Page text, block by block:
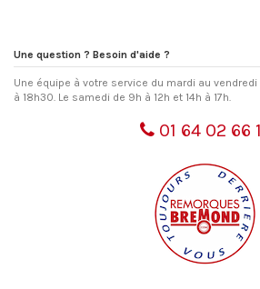
Une question ? Besoin d'aide ?
Une équipe à votre service du mardi au vendredi
à 18h30. Le samedi de 9h à 12h et 14h à 17h.
01 64 02 66